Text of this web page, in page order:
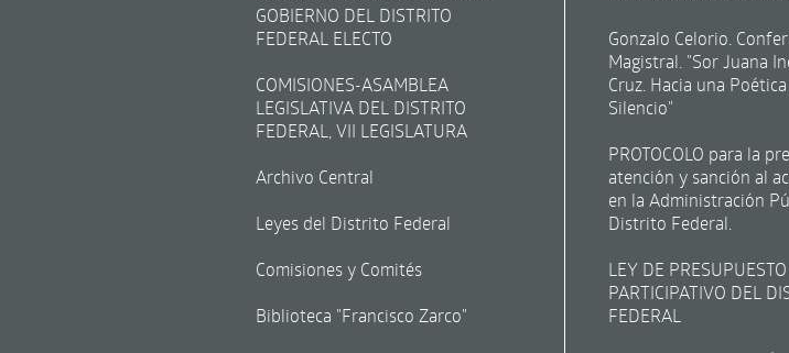
GOBIERNO DEL DISTRITO
FEDERAL ELECTO
COMISIONES-ASAMBLEA
LEGISLATIVA DEL DISTRITO
FEDERAL, VII LEGISLATURA
Archivo Central
Leyes del Distrito Federal
Comisiones y Comités
Biblioteca "Francisco Zarco"
Gonzalo Celorio.
Magistral. "Sor Juana
Cruz. Hacia una
Silencio"
PROTOCOLO para la
atención y sanción al
en la Administración
Distrito Federal.
LEY DE PRESUPUESTO
PARTICIPATIVO DEL
FEDERAL